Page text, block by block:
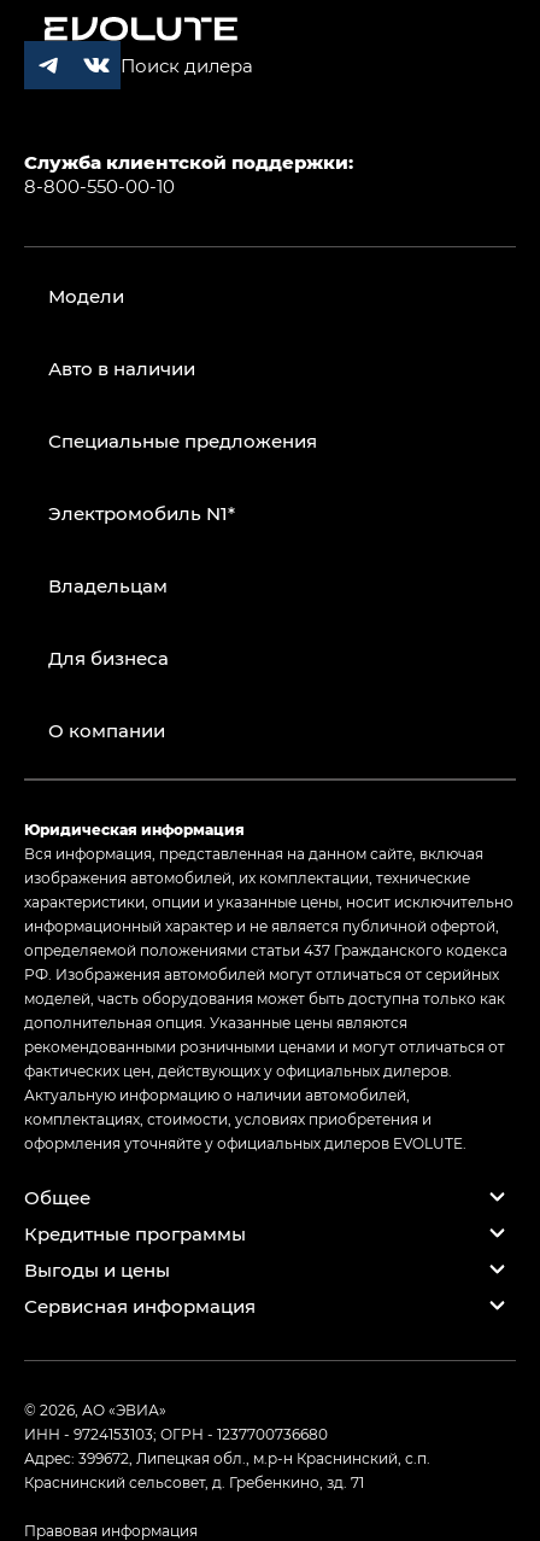
Поиск дилера
Служба клиентской поддержки:
8-800-550-00-10
Модели
Авто в наличии
Специальные предложения
Электромобиль N1*
Владельцам
Для бизнеса
О компании
Юридическая информация
Вся информация, представленная на данном сайте, включая
изображения автомобилей, их комплектации, технические
характеристики, опции и указанные цены, носит исключительно
информационный характер и не является публичной офертой,
определяемой положениями статьи 437 Гражданского кодекса
РФ. Изображения автомобилей могут отличаться от серийных
моделей, часть оборудования может быть доступна только как
дополнительная опция. Указанные цены являются
рекомендованными розничными ценами и могут отличаться от
фактических цен, действующих у официальных дилеров.
Актуальную информацию о наличии автомобилей,
комплектациях, стоимости, условиях приобретения и
оформления уточняйте у официальных дилеров EVOLUTE.
Общее
Кредитные программы
Выгоды и цены
Сервисная информация
© 2026, АО «ЭВИА»
ИНН - 9724153103; ОГРН - 1237700736680
Адрес: 399672, Липецкая обл., м.р-н Краснинский, с.п.
Краснинский сельсовет, д. Гребенкино, зд. 71
Правовая информация